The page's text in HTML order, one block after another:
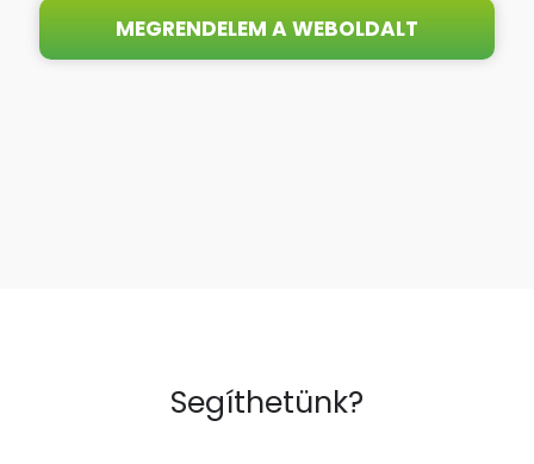
Segíthetünk?